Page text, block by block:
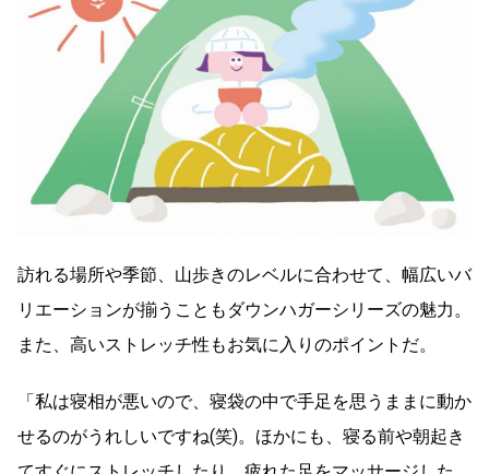
訪れる場所や季節、山歩きのレベルに合わせて、幅広いバ
リエーションが揃うこともダウンハガーシリーズの魅力。
また、高いストレッチ性もお気に入りのポイントだ。
「私は寝相が悪いので、寝袋の中で手足を思うままに動か
せるのがうれしいですね(笑)。ほかにも、寝る前や朝起き